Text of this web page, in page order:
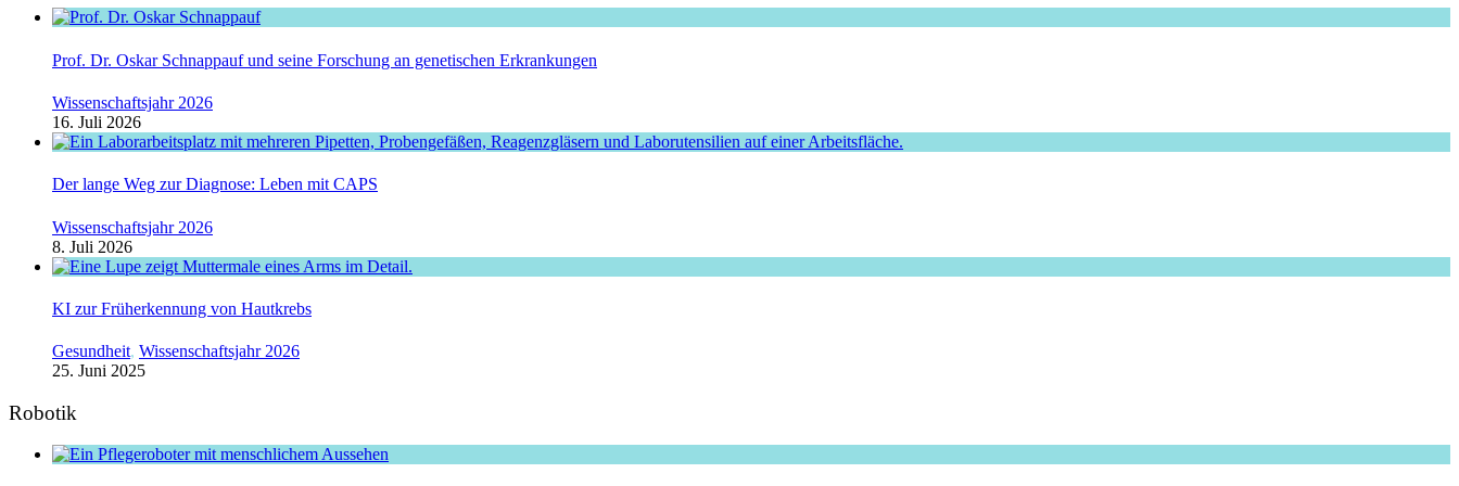
Prof. Dr. Oskar Schnappauf und seine Forschung an genetischen Erkrankungen
Wissenschaftsjahr 2026
16. Juli 2026
Der lange Weg zur Diagnose: Leben mit CAPS
Wissenschaftsjahr 2026
8. Juli 2026
KI zur Früherkennung von Hautkrebs
Gesundheit, Wissenschaftsjahr 2026
25. Juni 2025
Robotik